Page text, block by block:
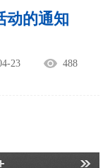
动的通知
23 488